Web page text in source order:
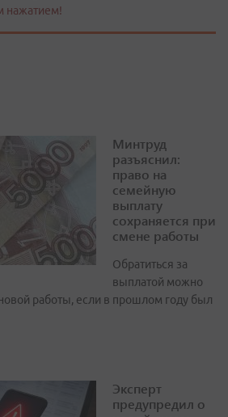
нажатием!
Минтруд
разъяснил:
право на
семейную
выплату
сохраняется при
смене работы
Обратиться за
выплатой можно
работы, если в прошлом году был
Эксперт
предупредил о